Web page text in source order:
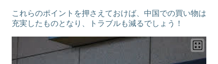
これらのポイントを押さえておけば、中国での買い物は
充実したものとなり、トラブルも減るでしょう！